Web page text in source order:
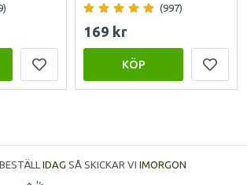
(997)
169 kr
KÖP
BESTÄLL IDAG SÅ SKICKAR VI IMORGON